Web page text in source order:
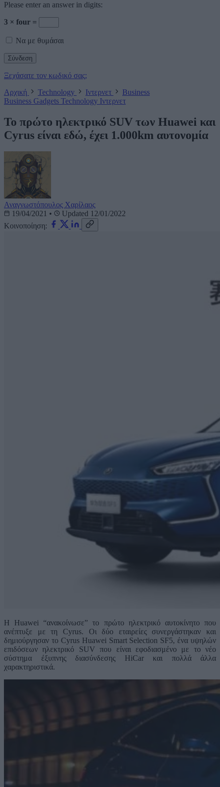
Please enter an answer in digits:
3 × four =
Να με θυμάσαι
Ξεχάσατε τον κωδικό σας;
Αρχική
Technology Ιντερνετ
Business
Business Gadgets Technology Ιντερνετ
Το πρώτο ηλεκτρικό SUV των Huawei και
Cyrus είναι εδώ, έχει 1.000km αυτονομία
Αναγνωστόπουλος Χαρίλαος
19/04/2021 •
Updated 12/01/2022
Κοινοποίηση:
Η Huawei “ανακοίνωσε” το πρώτο ηλεκτρικό αυτοκίνητο που
ανέπτυξε με τη Cyrus. Οι δύο εταιρείες συνεργάστηκαν και
δημιούργησαν το Cyrus Huawei Smart Selection SF5, ένα υψηλών
επιδόσεων ηλεκτρικό SUV που είναι εφοδιασμένο με το νέο
σύστημα έξυπνης διασύνδεσης HiCar και πολλά άλλα
χαρακτηριστικά.